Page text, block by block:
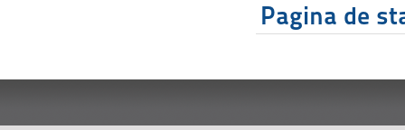
Pagina de